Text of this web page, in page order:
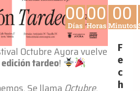
Octubre Ayora vuelve
edición tardeo!
.
00
Días
00
Horas
00
Minutos
F
e
c
h